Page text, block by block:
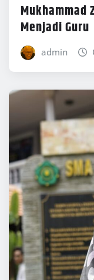
Mukhammad
Menjadi Guru
admin